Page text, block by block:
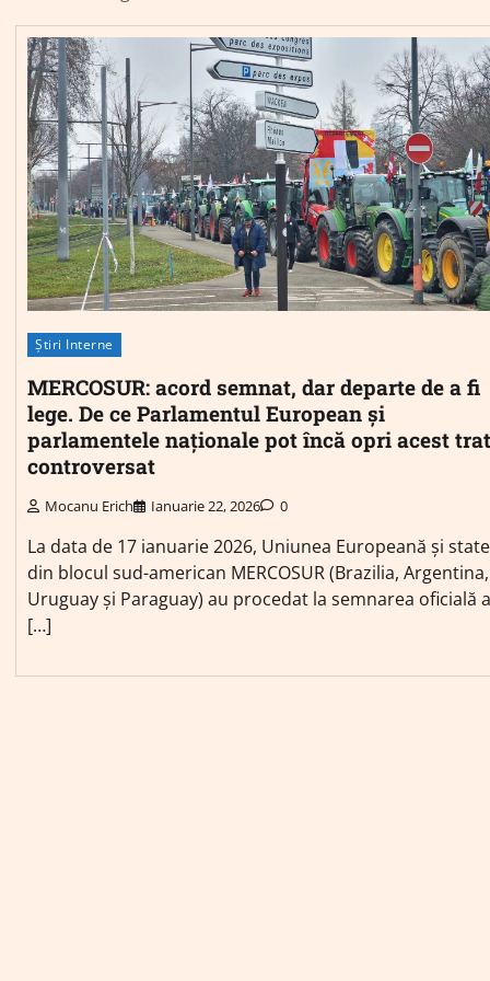
Știri Interne
MERCOSUR: acord semnat, dar departe de a fi
lege. De ce Parlamentul European și
parlamentele naționale pot încă opri acest
controversat
Mocanu Erich Ianuarie 22, 2026 0
La data de 17 ianuarie 2026, Uniunea Europeană și
din blocul sud-american MERCOSUR (Brazilia, Argentina,
Uruguay și Paraguay) au procedat la semnarea oficială a
[…]